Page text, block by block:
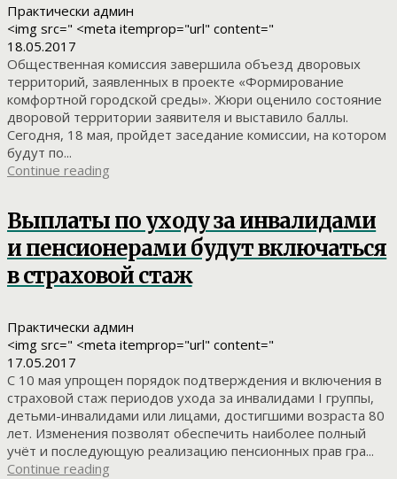
Практически админ
<img src=" <meta itemprop="url" content="
18.05.2017
Общественная комиссия завершила объезд дворовых
территорий, заявленных в проекте «Формирование
комфортной городской среды». Жюри оценило состояние
дворовой территории заявителя и выставило баллы.
Сегодня, 18 мая, пройдет заседание комиссии, на котором
будут по...
Continue reading
Выплаты по уходу за инвалидами
и пенсионерами будут включаться
в страховой стаж
Практически админ
<img src=" <meta itemprop="url" content="
17.05.2017
С 10 мая упрощен порядок подтверждения и включения в
страховой стаж периодов ухода за инвалидами I группы,
детьми-инвалидами или лицами, достигшими возраста 80
лет. Изменения позволят обеспечить наиболее полный
учёт и последующую реализацию пенсионных прав гра...
Continue reading